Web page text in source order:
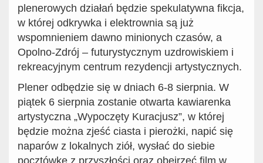
plenerowych działań będzie spekulatywna fikcja,
w której odkrywka i elektrownia są już
wspomnieniem dawno minionych czasów, a
Opolno-Zdrój – futurystycznym uzdrowiskiem i
rekreacyjnym centrum rezydencji artystycznych.
Plener odbędzie się w dniach 6-8 sierpnia. W
piątek 6 sierpnia zostanie otwarta kawiarenka
artystyczna „Wypoczęty Kuracjusz”, w której
będzie można zjeść ciasta i pierożki, napić się
naparów z lokalnych ziół, wysłać do siebie
pocztówkę z przyszłości oraz obejrzeć film w